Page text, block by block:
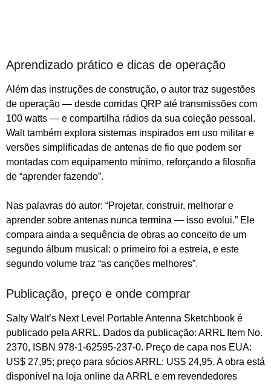
Aprendizado prático e dicas de operação
Além das instruções de construção, o autor traz sugestões
de operação — desde corridas QRP até transmissões com
100 watts — e compartilha rádios da sua coleção pessoal.
Walt também explora sistemas inspirados em uso militar e
versões simplificadas de antenas de fio que podem ser
montadas com equipamento mínimo, reforçando a filosofia
de “aprender fazendo”.
Nas palavras do autor: “Projetar, construir, melhorar e
aprender sobre antenas nunca termina — isso evolui.” Ele
compara ainda a sequência de obras ao conceito de um
segundo álbum musical: o primeiro foi a estreia, e este
segundo volume traz “as canções melhores”.
Publicação, preço e onde comprar
Salty Walt’s Next Level Portable Antenna Sketchbook é
publicado pela ARRL. Dados da publicação: ARRL Item No.
2370, ISBN 978-1-62595-237-0. Preço de capa nos EUA:
US$ 27,95; preço para sócios ARRL: US$ 24,95. A obra está
disponível na loja online da ARRL e em revendedores